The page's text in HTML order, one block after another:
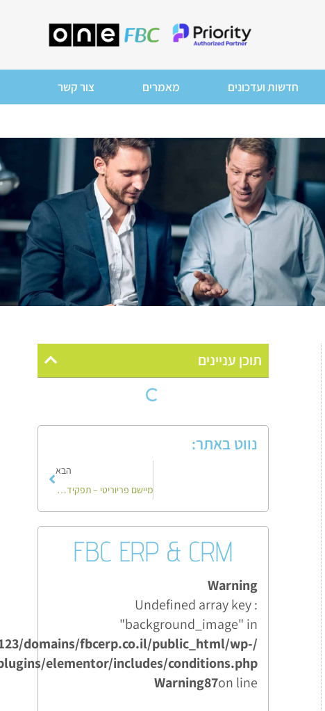
חדשות ועדכונים מאמרים צור קשר
תוכן עניינים
נווט באתר:
הבא
מיישם פריוריטי – תפקיד, אחריות והזדמנויות קריירה
FBC ERP & CRM
Warning
: Undefined array key
"background_image" in
domains/fbcerp.co.il/public_html/wp-
elementor/includes/conditions.php
on line
87
Warning